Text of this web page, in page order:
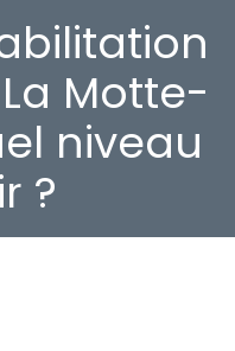
Motte-
niveau
?